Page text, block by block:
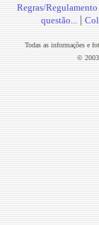
Regras/
questão... |
Todas as informações e
©